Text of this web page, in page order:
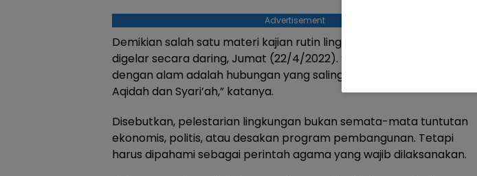
Advertisement
Demikian salah satu materi kajian rutin lingkungan hidup yang
digelar secara daring, Jumat (22/4/2022). “Hubungan manusia
dengan alam adalah hubungan yang saling terkait dan dibingkai
Aqidah dan Syari’ah,” katanya.
Disebutkan, pelestarian lingkungan bukan semata-mata tuntutan
ekonomis, politis, atau desakan program pembangunan. Tetapi
harus dipahami sebagai perintah agama yang wajib dilaksanakan.